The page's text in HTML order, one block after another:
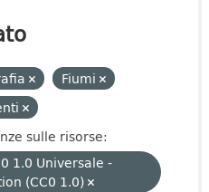
Fiumi
sulle risorse:
1.0 Universale -
(CC0 1.0)